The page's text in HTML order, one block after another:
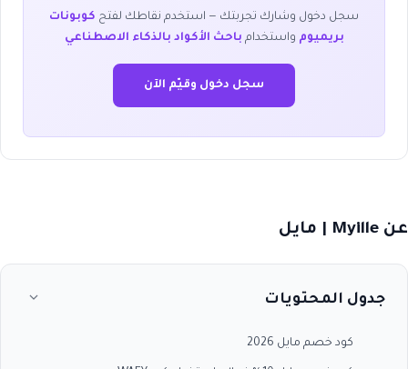
سجل دخول وشارك تجربتك — استخدم نقاطك لفتح كوبونات
بريميوم واستخدام باحث الأكواد بالذكاء الاصطناعي
سجل دخول وقيّم الآن
عن Myille | مايل
جدول المحتويات
كود خصم مايل 2026